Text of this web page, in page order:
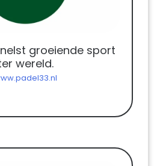
groeiende sport
wereld.